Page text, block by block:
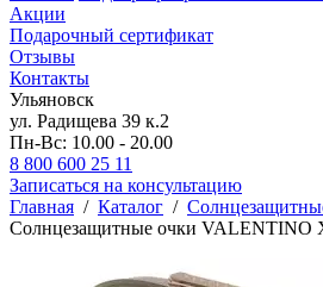
Акции
Подарочный сертификат
Отзывы
Контакты
Ульяновск
ул. Радищева 39 к.2
Пн-Вс: 10.00 - 20.00
8 800 600 25 11
Записаться на консультацию
Главная / Каталог /
Солнцезащитные очки VALENTINO